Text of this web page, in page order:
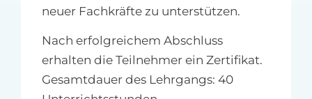
neuer Fachkräfte zu unterstützen.
Nach erfolgreichem Abschluss
erhalten die Teilnehmer ein Zertifikat.
Gesamtdauer des Lehrgangs: 40